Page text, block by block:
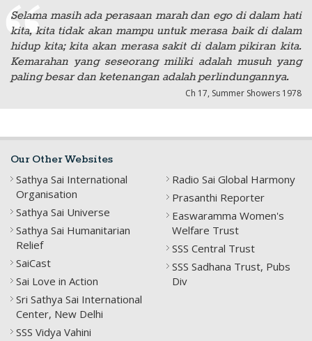
Selama masih ada perasaan marah dan ego di dalam hati
kita, kita tidak akan mampu untuk merasa baik di dalam
hidup kita; kita akan merasa sakit di dalam pikiran kita.
Kemarahan yang seseorang miliki adalah musuh yang
paling besar dan ketenangan adalah perlindungannya.
Ch 17, Summer Showers 1978
Our Other Websites
Sathya Sai International
Organisation
Sathya Sai Universe
Sathya Sai Humanitarian
Relief
SaiCast
Sai Love in Action
Radio Sai Global Harmony
Prasanthi Reporter
Easwaramma Women's
Welfare Trust
SSS Central Trust
SSS Sadhana Trust, Pubs
Div
Sri Sathya Sai International
Center, New Delhi
SSS Vidya Vahini